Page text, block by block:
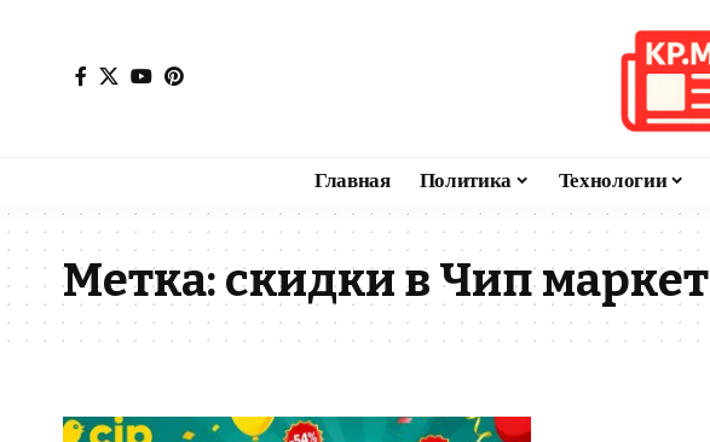
Главная Политика Технологии
Метка:скидки в Чип маркет